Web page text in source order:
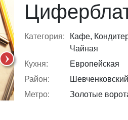
Категория:
Кафе,
Чайная
Кухня:
Европейская
Район:
Шевченковский
Метро:
Золотые